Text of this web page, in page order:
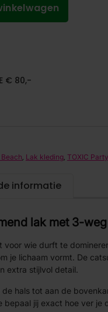
€ 80,-
, Lak kleding, TOXIC Party
informatie
lak met 3-
wie durft te
je lichaam vormt. De
extra stijlvol detail.
hals tot aan de
bepaal jij exact hoe ver je